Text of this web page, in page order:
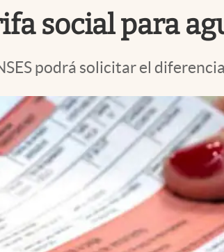
social para
podrá solicitar el